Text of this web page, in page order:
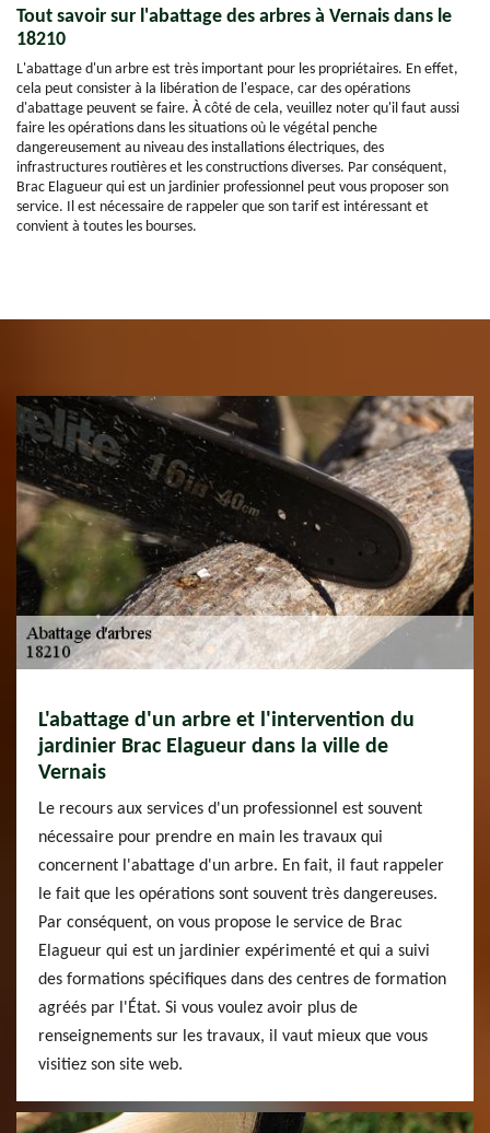
Tout savoir sur l'abattage des arbres à Vernais dans le
18210
L'abattage d'un arbre est très important pour les propriétaires. En effet,
cela peut consister à la libération de l'espace, car des opérations
d'abattage peuvent se faire. À côté de cela, veuillez noter qu'il faut aussi
faire les opérations dans les situations où le végétal penche
dangereusement au niveau des installations électriques, des
infrastructures routières et les constructions diverses. Par conséquent,
Brac Elagueur qui est un jardinier professionnel peut vous proposer son
service. Il est nécessaire de rappeler que son tarif est intéressant et
convient à toutes les bourses.
L'abattage d'un arbre et l'intervention du
jardinier Brac Elagueur dans la ville de
Vernais
Le recours aux services d'un professionnel est souvent
nécessaire pour prendre en main les travaux qui
concernent l'abattage d'un arbre. En fait, il faut rappeler
le fait que les opérations sont souvent très dangereuses.
Par conséquent, on vous propose le service de Brac
Elagueur qui est un jardinier expérimenté et qui a suivi
des formations spécifiques dans des centres de formation
agréés par l'État. Si vous voulez avoir plus de
renseignements sur les travaux, il vaut mieux que vous
visitiez son site web.